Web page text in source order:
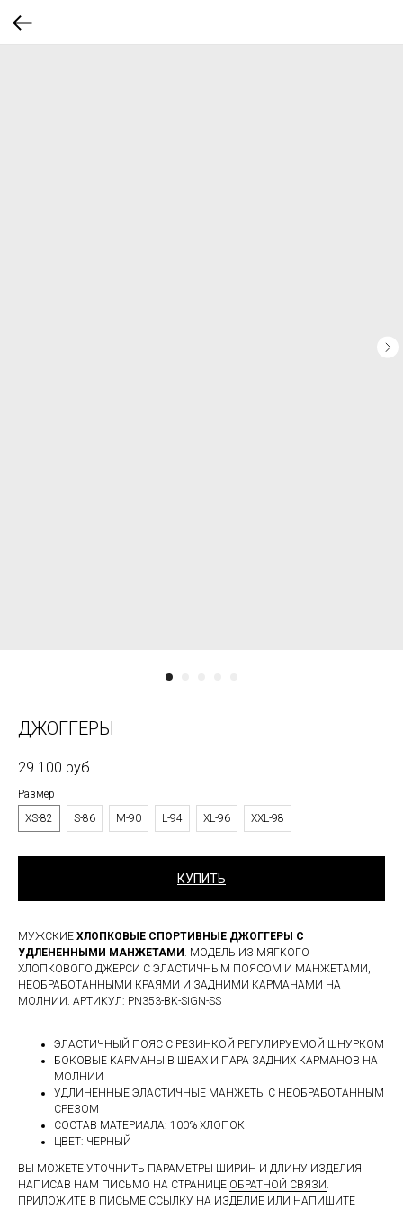
ДЖОГГЕРЫ
29 100 руб.
Размер
XS-82
S-86 M-90 L-94 XL-96 XXL-98
КУПИТЬ
МУЖСКИЕ ХЛОПКОВЫЕ СПОРТИВНЫЕ ДЖОГГЕРЫ С
УДЛЕНЕННЫМИ МАНЖЕТАМИ . МОДЕЛЬ ИЗ МЯГКОГО
ХЛОПКОВОГО ДЖЕРСИ С ЭЛАСТИЧНЫМ ПОЯСОМ И МАНЖЕТАМИ,
НЕОБРАБОТАННЫМИ КРАЯМИ И ЗАДНИМИ КАРМАНАМИ НА
МОЛНИИ. АРТИКУЛ: PN353-BK-SIGN-SS
ЭЛАСТИЧНЫЙ ПОЯС С РЕЗИНКОЙ РЕГУЛИРУЕМОЙ ШНУРКОМ
БОКОВЫЕ КАРМАНЫ В ШВАХ И ПАРА ЗАДНИХ КАРМАНОВ НА
МОЛНИИ
УДЛИНЕННЫЕ ЭЛАСТИЧНЫЕ МАНЖЕТЫ С НЕОБРАБОТАННЫМ
СРЕЗОМ
СОСТАВ МАТЕРИАЛА: 100% ХЛОПОК
ЦВЕТ: ЧЕРНЫЙ
ВЫ МОЖЕТЕ УТОЧНИТЬ ПАРАМЕТРЫ ШИРИН И ДЛИНУ ИЗДЕЛИЯ
НАПИСАВ НАМ ПИСЬМО НА СТРАНИЦЕ ОБРАТНОЙ СВЯЗИ.
ПРИЛОЖИТЕ В ПИСЬМЕ ССЫЛКУ НА ИЗДЕЛИЕ ИЛИ НАПИШИТЕ